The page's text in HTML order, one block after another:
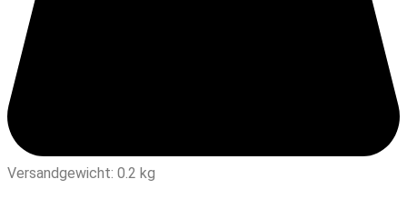
Versandgewicht: 0.2 kg